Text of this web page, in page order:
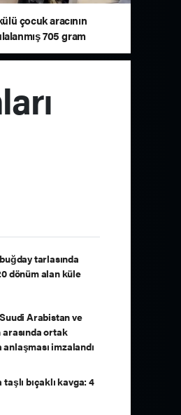
çocuk aracının
705 gram
ele geçirildi
tarlasında
dönüm alan küle
Arabistan ve
ortak
imzalandı
taşlı bıçaklı kavga: 4